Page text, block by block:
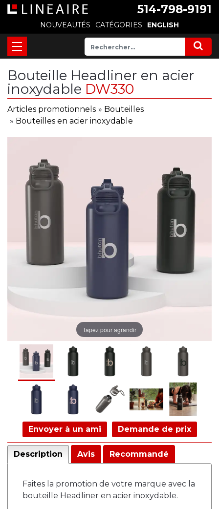
514-798-9191
NOUVEAUTÉS CATÉGORIES ENGLISH
Bouteille Headliner en acier
inoxydable DW330
Articles promotionnels » Bouteilles
» Bouteilles en acier inoxydable
Tapez pour agrandir
Envoyer à un ami Demande de prix
Description Avis Recommandé
Faites la promotion de votre marque avec la
bouteille Headliner en acier inoxydable.